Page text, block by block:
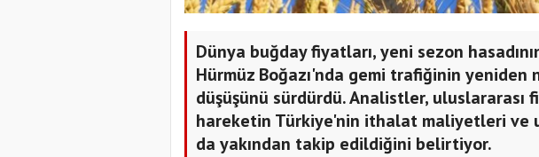
Dünya buğday fiyatları, yeni sezon
Hürmüz Boğazı'nda gemi trafiğinin yeniden
düşüşünü sürdürdü. Analistler, uluslararası
hareketin Türkiye'nin ithalat maliyetleri ve
da yakından takip edildiğini belirtiyor.